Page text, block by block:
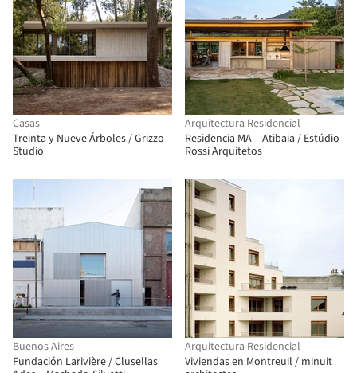
Casas
Treinta y Nueve Árboles / Grizzo
Studio
Arquitectura Residencial
Residencia MA – Atibaia / Estúdio
Rossi Arquitetos
Buenos Aires
Fundación Larivière / Clusellas
Arquitectura Residencial
Viviendas en Montreuil / minuit